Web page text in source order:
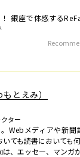
銀座で体感する
とえみ）
ター
Webメディアや新聞
ても読書においても
、エッセー、マンガが